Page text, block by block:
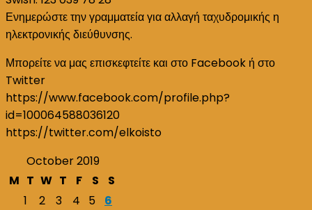
Ενημερώστε την γραμματεία για αλλαγή ταχυδρομικής η
ηλεκτρονικής διεύθυνσης.
Μπορείτε να μας επισκεφτείτε και στο Facebook ή στο
Twitter
https://www.facebook.com/profile.php?
id=100064588036120
https://twitter.com/elkoisto
October 2019
M T W T F S
S
1
2 3 4 5
6